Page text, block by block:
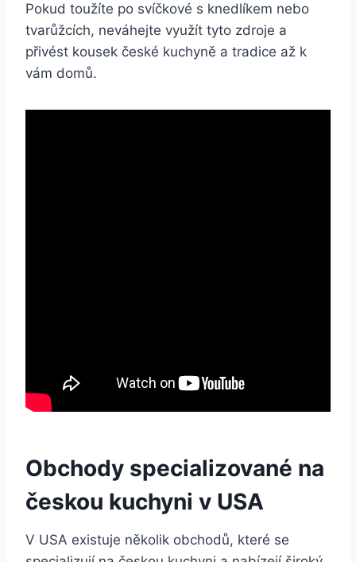
Pokud toužíte po svíčkové s knedlíkem nebo
tvarůžcích, neváhejte využít tyto zdroje a
přivést kousek české kuchyně a tradice až k
vám domů.
Obchody specializované na
českou kuchyni v USA
V USA existuje několik obchodů, které se